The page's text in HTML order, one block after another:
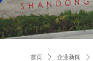
首页 ꄲ 企业新闻 ꄲ